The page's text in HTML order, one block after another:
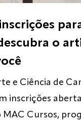
o
e Ciência de
inscrições
MAC Cursos,